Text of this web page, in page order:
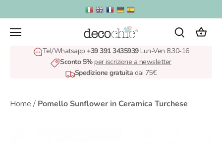
al
contenuto
Tel/Whatsapp +39 391 3435939Lun-Ven 8.30-16
Sconto 5%per iscrizione a newsletter
Spedizione gratuita dai 75€
Home / Pomello Sunflower in Ceramica Turchese